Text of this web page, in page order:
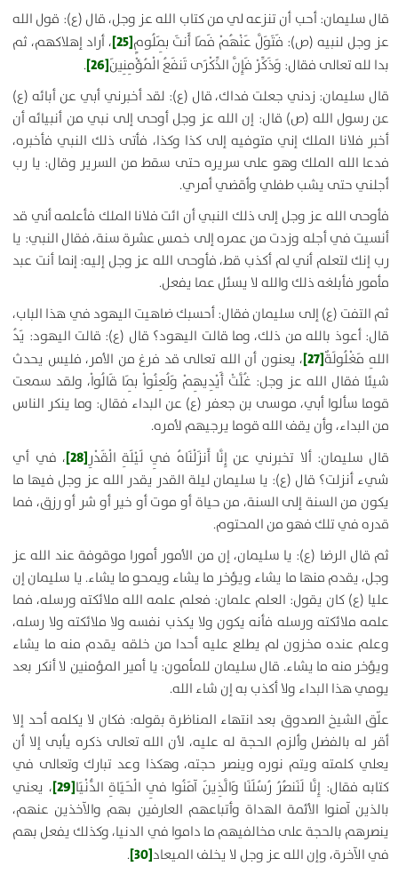
قال سليمان: أحب أن تنزعه لي من كتاب الله عز وجل، قال (ع): قول الله
عز وجل لنبيه (ص): فَتَوَلَّ عَنْهُمْ فَمَا أَنتَ بِمَلُومٍ[25] ، أراد إهلاكهم، ثم
بدا لله تعالى فقال: وَذَكِّرْ فَإِنَّ الذِّكْرَى تَنفَعُ الْمُؤْمِنِينَ[26]
.
قال سليمان: زدني جعلت فداك، قال (ع): لقد أخبرني أبي عن أبائه (ع)
عن رسول الله (ص) قال: إن الله عز وجل أوحى إلى نبي من أنبيائه أن
أخبر فلانا الملك إني متوفيه إلى كذا وكذا، فأتى ذلك النبي فأخبره،
فدعا الله الملك وهو على سريره حتى سقط من السرير وقال: يا رب
أجلني حتى يشب طفلي وأقضي أمري.
فأوحى الله عز وجل إلى ذلك النبي أن ائت فلانا الملك فأعلمه أني قد
أنسيت في أجله وزدت من عمره إلى خمس عشرة سنة، فقال النبي: يا
رب إنك لتعلم أني لم أكذب قط، فأوحى الله عز وجل إليه: إنما أنت عبد
مأمور فأبلغه ذلك والله لا يسئل عما يفعل.
ثم التفت (ع) إلى سليمان فقال:أحسبك ضاهيت اليهود في هذا الباب،
قال: أعوذ بالله من ذلك، وما قالت اليهود؟ قال (ع): قالت اليهود: يَدُ
اللهِ مَغْلُولَةٌ[27]
، يعنون أن الله تعالى قد فرغ من الأمر، فليس يحدث
شيئا فقال الله عز وجل: غُلَّتْ أَيْدِيهِمْ وَلُعِنُواْ بِمَا قَالُواْ، ولقد سمعت
قوما سألوا أبي، موسى بن جعفر (ع) عن البداء فقال: وما ينكر الناس
من البداء، وأن يقف الله قوما يرجيهم لأمره.
قال سليمان: ألا تخبرني عن إِنَّا أَنزَلْنَاهُ فِي لَيْلَةِ الْقَدْرِ[28] ، في أي
شيء أنزلت؟ قال (ع): يا سليمان ليلة القدر يقدر الله عز وجل فيها ما
يكون من السنة إلى السنة، من حياة أو موت أو خير أو شر أو رزق، فما
قدره في تلك فهو من المحتوم.
ثم قال الرضا (ع): يا سليمان، إن من الأمور أمورا موقوفة عند الله عز
وجل، يقدم منها ما يشاء ويؤخر ما يشاء ويمحو ما يشاء. يا سليمان إن
عليا (ع) كان يقول: العلم علمان: فعلم علمه الله ملائكته ورسله، فما
علمه ملائكته ورسله فأنه يكون ولا يكذب نفسه ولا ملائكته ولا رسله،
وعلم عنده مخزون لم يطلع عليه أحدا من خلقه يقدم منه ما يشاء
ويؤخر منه ما يشاء. قال سليمان للمأمون: يا أمير المؤمنين لا أنكر بعد
يومي هذا البداء ولا أكذب به إن شاء الله.
علّق الشيخ الصدوق بعد انتهاء المناظرة بقوله: فكان لا يكلمه أحد إلا
أقر له بالفضل وألزم الحجة له عليه، لأن الله تعالى ذكره يأبى إلا أن
يعلي كلمته ويتم نوره وينصر حجته، وهكذا وعد تبارك وتعالى في
كتابه فقال: إِنَّا لَنَنصُرُ رُسُلَنَا وَالَّذِينَ آمَنُوا فِي الْحَيَاةِ الدُّنْيَا[29] ، يعني
بالذين آمنوا الأئمة الهداة وأتباعهم العارفين بهم والآخذين عنهم،
ينصرهم بالحجة على مخالفيهم ما داموا في الدنيا، وكذلك يفعل بهم
في الآخرة، وإن الله عز وجل لا يخلف الميعاد[30]
.